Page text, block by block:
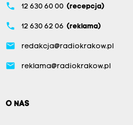
phone 12 630 60 00 (recepcja)
phone 12 630 62 06 (reklama)
email redakcja@radiokrakow.pl
email reklama@radiokrakow.pl
O NAS